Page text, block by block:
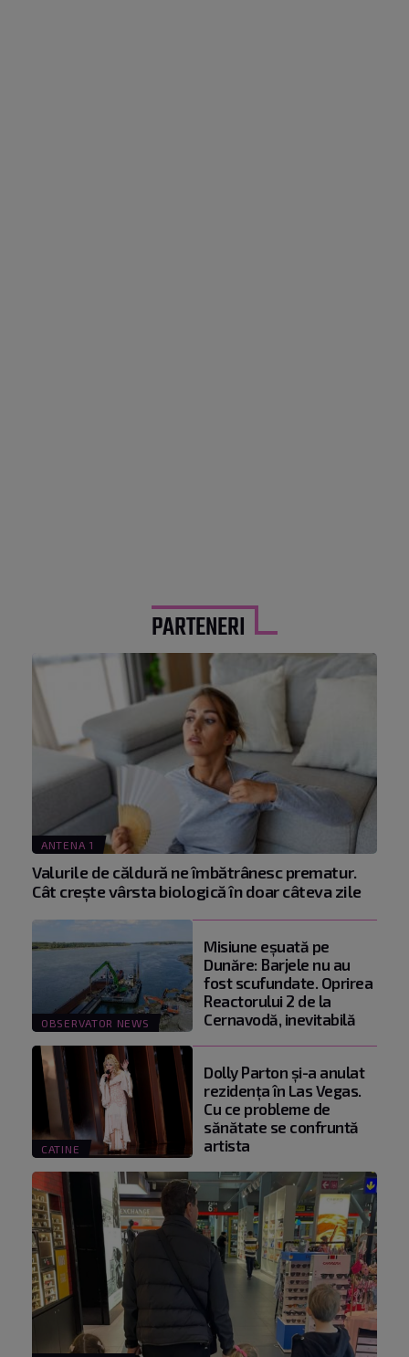
PARTENERI
ANTENA 1
Valurile de căldură ne îmbătrânesc prematur.
Cât crește vârsta biologică în doar câteva zile
OBSERVATOR NEWS
Misiune eșuată pe
Dunăre: Barjele nu au
fost scufundate. Oprirea
Reactorului 2 de la
Cernavodă, inevitabilă
CATINE
Dolly Parton și-a anulat
rezidența în Las Vegas.
Cu ce probleme de
sănătate se confruntă
artista